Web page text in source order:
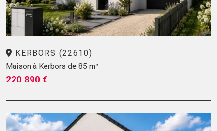
KERBORS (22610)
Maison à Kerbors de 85 m²
220 890 €